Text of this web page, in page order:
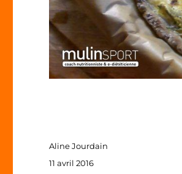
Auteur
Aline Jourdain
Publié
11 avril 2016